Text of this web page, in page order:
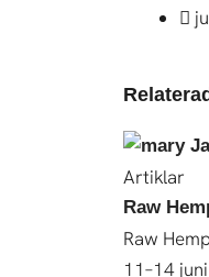
Artiklar
Raw
Raw
11–14